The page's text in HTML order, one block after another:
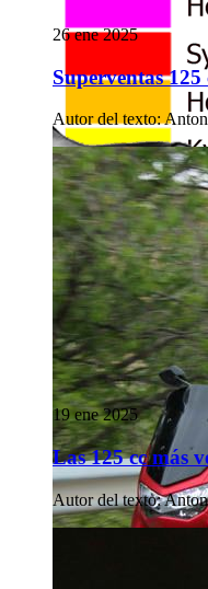
26 ene 2025
Superventas
Autor del texto:
19 ene 2025
Las 125 cc más
Autor del texto: